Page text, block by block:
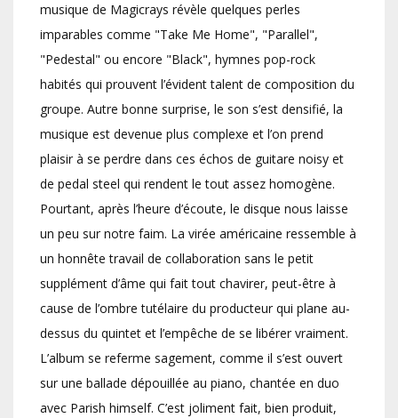
musique de Magicrays révèle quelques perles
imparables comme "Take Me Home", "Parallel",
"Pedestal" ou encore "Black", hymnes pop-rock
habités qui prouvent l’évident talent de composition du
groupe. Autre bonne surprise, le son s’est densifié, la
musique est devenue plus complexe et l’on prend
plaisir à se perdre dans ces échos de guitare noisy et
de pedal steel qui rendent le tout assez homogène.
Pourtant, après l’heure d’écoute, le disque nous laisse
un peu sur notre faim. La virée américaine ressemble à
un honnête travail de collaboration sans le petit
supplément d’âme qui fait tout chavirer, peut-être à
cause de l’ombre tutélaire du producteur qui plane au-
dessus du quintet et l’empêche de se libérer vraiment.
L’album se referme sagement, comme il s’est ouvert
sur une ballade dépouillée au piano, chantée en duo
avec Parish himself. C’est joliment fait, bien produit,